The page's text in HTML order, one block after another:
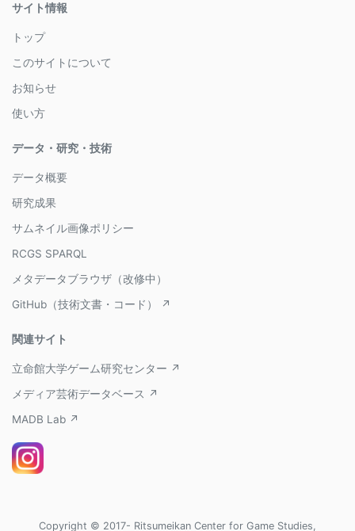
サイト情報
トップ
このサイトについて
お知らせ
使い方
データ・研究・技術
データ概要
研究成果
サムネイル画像ポリシー
RCGS SPARQL
メタデータブラウザ（改修中）
GitHub（技術文書・コード） ↗
関連サイト
立命館大学ゲーム研究センター ↗
メディア芸術データベース ↗
MADB Lab ↗
Copyright © 2017- Ritsumeikan Center for Game Studies,